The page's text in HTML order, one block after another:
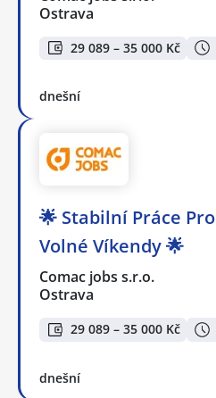
Ostrava
29 089 – 35 000 Kč
dnešní
🌟 Stabilní Práce
Volné Víkendy 🌟
Comac jobs s.r.o.
Ostrava
29 089 – 35 000 Kč
dnešní